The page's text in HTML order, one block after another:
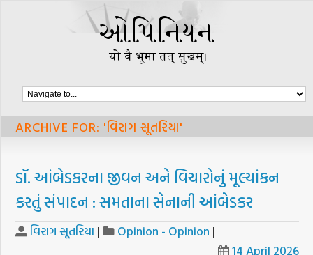
ARCHIVE FOR: 'વિરાગ સૂતરિયા'
ડૉ. આંબેડકરના જીવન અને વિચારોનું મૂલ્યાંકન
કરતું સંપાદન : સમતાના સેનાની આંબેડકર
વિરાગ સૂતરિયા | Opinion - Opinion |
14 April 2026